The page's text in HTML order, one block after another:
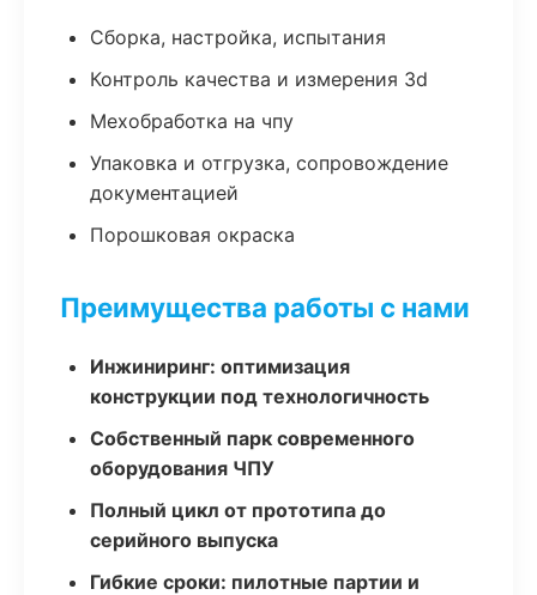
Сборка, настройка, испытания
Контроль качества и измерения 3d
Мехобработка на чпу
Упаковка и отгрузка, сопровождение
документацией
Порошковая окраска
Преимущества работы с нами
Инжиниринг: оптимизация
конструкции под технологичность
Собственный парк современного
оборудования ЧПУ
Полный цикл от прототипа до
серийного выпуска
Гибкие сроки: пилотные партии и